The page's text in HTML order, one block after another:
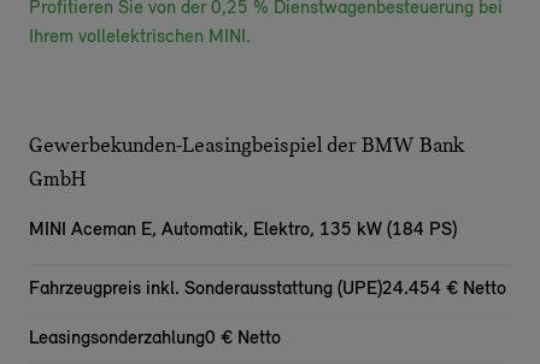
Profitieren Sie von der 0,25 % Dienstwagenbesteuerung bei
Ihrem vollelektrischen MINI.
Gewerbekunden-Leasingbeispiel der BMW Bank
GmbH
MINI Aceman E, Automatik, Elektro, 135 kW (184 PS)
Fahrzeugpreis inkl. Sonderausstattung (UPE)24.454 € Netto
Leasingsonderzahlung0 € Netto